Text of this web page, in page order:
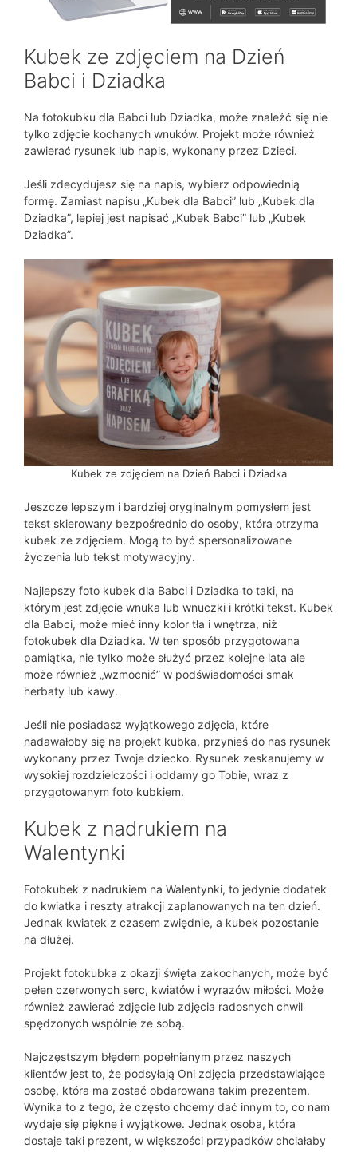
Kubek ze zdjęciem na Dzień
Babci i Dziadka
Na fotokubku dla Babci lub Dziadka, może znaleźć się nie
tylko zdjęcie kochanych wnuków. Projekt może również
zawierać rysunek lub napis, wykonany przez Dzieci.
Jeśli zdecydujesz się na napis, wybierz odpowiednią
formę. Zamiast napisu „Kubek dla Babci” lub „Kubek dla
Dziadka”, lepiej jest napisać „Kubek Babci” lub „Kubek
Dziadka”.
Kubek ze zdjęciem na Dzień Babci i Dziadka
Jeszcze lepszym i bardziej oryginalnym pomysłem jest
tekst skierowany bezpośrednio do osoby, która otrzyma
kubek ze zdjęciem. Mogą to być spersonalizowane
życzenia lub tekst motywacyjny.
Najlepszy foto kubek dla Babci i Dziadka to taki, na
którym jest zdjęcie wnuka lub wnuczki i krótki tekst. Kubek
dla Babci, może mieć inny kolor tła i wnętrza, niż
fotokubek dla Dziadka. W ten sposób przygotowana
pamiątka, nie tylko może służyć przez kolejne lata ale
może również „wzmocnić” w podświadomości smak
herbaty lub kawy.
Jeśli nie posiadasz wyjątkowego zdjęcia, które
nadawałoby się na projekt kubka, przynieś do nas rysunek
wykonany przez Twoje dziecko. Rysunek zeskanujemy w
wysokiej rozdzielczości i oddamy go Tobie, wraz z
przygotowanym foto kubkiem.
Kubek z nadrukiem na
Walentynki
Fotokubek z nadrukiem na Walentynki, to jedynie dodatek
do kwiatka i reszty atrakcji zaplanowanych na ten dzień.
Jednak kwiatek z czasem zwiędnie, a kubek pozostanie
na dłużej.
Projekt fotokubka z okazji święta zakochanych, może być
pełen czerwonych serc, kwiatów i wyrazów miłości. Może
również zawierać zdjęcie lub zdjęcia radosnych chwil
spędzonych wspólnie ze sobą.
Najczęstszym błędem popełnianym przez naszych
klientów jest to, że podsyłają Oni zdjęcia przedstawiające
osobę, która ma zostać obdarowana takim prezentem.
Wynika to z tego, że często chcemy dać innym to, co nam
wydaje się piękne i wyjątkowe. Jednak osoba, która
dostaje taki prezent, w większości przypadków chciałaby